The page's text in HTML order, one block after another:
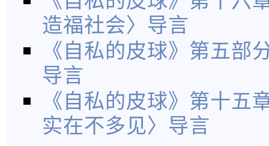
造福社会〉导言
《自私的皮球》第五部
导言
《自私的皮球》第十五
实在不多见〉导言